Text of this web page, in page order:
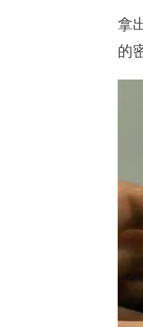
拿
的